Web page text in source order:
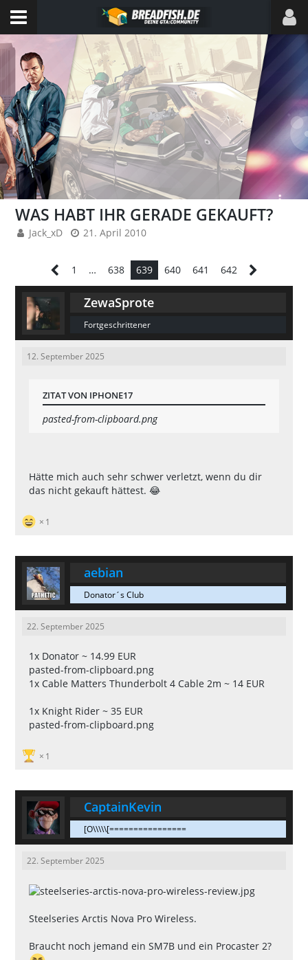
WAS HABT IHR GERADE GEKAUFT?
Jack_xD 21. April 2010
1 … 638 639 640 641 642
ZewaSprote
Fortgeschrittener
12. September 2025
ZITAT VON IPHONE17
pasted-from-clipboard.png
Hätte mich auch sehr schwer verletzt, wenn du dir
das nicht gekauft hättest. 😂
1
aebian
Donator´s Club
22. September 2025
1x Donator ~ 14.99 EUR
pasted-from-clipboard.png
1x Cable Matters Thunderbolt 4 Cable 2m ~ 14 EUR
1x Knight Rider ~ 35 EUR
pasted-from-clipboard.png
1
CaptainKevin
[O\\\\\[================
22. September 2025
Steelseries Arctis Nova Pro Wireless.
Braucht noch jemand ein SM7B und ein Procaster 2?